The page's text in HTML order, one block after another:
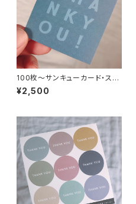
100枚〜サンキューカード・スク
エアロゴ《ダスティーブルー》
¥2,500